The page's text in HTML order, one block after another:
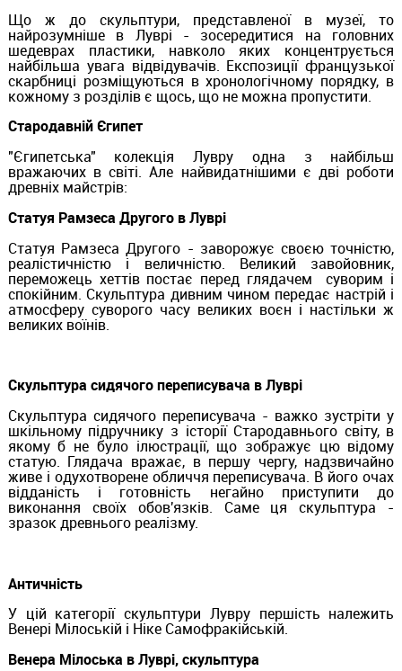
Що ж до скульптури, представленої в музеї, то
найрозумніше в Луврі - зосередитися на головних
шедеврах пластики, навколо яких концентрується
найбільша увага відвідувачів. Експозиції французької
скарбниці розміщуються в хронологічному порядку, в
кожному з розділів є щось, що не можна пропустити.
Стародавній Єгипет
"Єгипетська" колекція Лувру одна з найбільш
вражаючих в світі. Але найвидатнішими є дві роботи
древніх майстрів:
Статуя Рамзеса Другого в Луврі
Статуя Рамзеса Другого - заворожує своєю точністю,
реалістичністю і величністю. Великий завойовник,
переможець хеттів постає перед глядачем суворим і
спокійним. Скульптура дивним чином передає настрій і
атмосферу суворого часу великих воєн і настільки ж
великих воїнів.
Скульптура сидячого переписувача в Луврі
Скульптура сидячого переписувача - важко зустріти у
шкільному підручнику з історії Стародавнього світу, в
якому б не було ілюстрації, що зображує цю відому
статую. Глядача вражає, в першу чергу, надзвичайно
живе і одухотворене обличчя переписувача. В його очах
відданість і готовність негайно приступити до
виконання своїх обов'язків. Саме ця скульптура -
зразок древнього реалізму.
Античність
У цій категорії скульптури Лувру першість належить
Венері Мілоській і Ніке Самофракійській.
Венера Мілоська в Луврі, скульптура